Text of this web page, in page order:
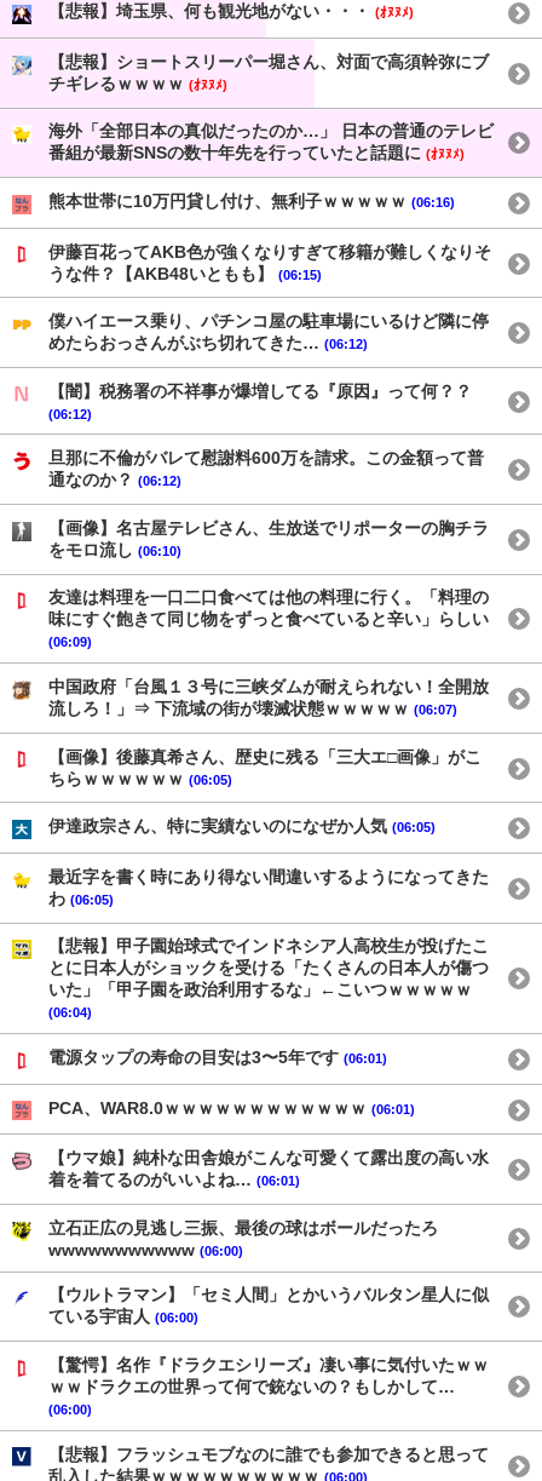
【悲報】埼玉県、何も観光地がない・・・ (ｵﾇﾇﾒ)
【悲報】ショートスリーパー堀さん、対面で高須幹弥にブ
チギレるｗｗｗｗ (ｵﾇﾇﾒ)
海外「全部日本の真似だったのか…」 日本の普通のテレビ
番組が最新SNSの数十年先を行っていたと話題に (ｵﾇﾇﾒ)
熊本世帯に10万円貸し付け、無利子ｗｗｗｗｗ (06:16)
伊藤百花ってAKB色が強くなりすぎて移籍が難しくなりそ
うな件？【AKB48いともも】
(06:15)
僕ハイエース乗り、パチンコ屋の駐車場にいるけど隣に停
めたらおっさんがぶち切れてきた… (06:12)
【闇】税務署の不祥事が爆増してる『原因』って何？？
(06:12)
旦那に不倫がバレて慰謝料600万を請求。この金額って普
通なのか？ (06:12)
【画像】名古屋テレビさん、生放送でリポーターの胸チラ
をモロ流し (06:10)
友達は料理を一口二口食べては他の料理に行く。「料理の
味にすぐ飽きて同じ物をずっと食べていると辛い」らしい
(06:09)
中国政府「台風１３号に三峡ダムが耐えられない！全開放
流しろ！」⇒ 下流域の街が壊滅状態ｗｗｗｗｗ (06:07)
【画像】後藤真希さん、歴史に残る「三大エ□画像」がこ
ちらｗｗｗｗｗｗ (06:05)
伊達政宗さん、特に実績ないのになぜか人気 (06:05)
最近字を書く時にあり得ない間違いするようになってきた
わ (06:05)
【悲報】甲子園始球式でインドネシア人高校生が投げたこ
とに日本人がショックを受ける「たくさんの日本人が傷つ
いた」「甲子園を政治利用するな」←こいつｗｗｗｗｗ
(06:04)
電源タップの寿命の目安は3〜5年です (06:01)
PCA、WAR8.0ｗｗｗｗｗｗｗｗｗｗｗｗ (06:01)
【ウマ娘】純朴な田舎娘がこんな可愛くて露出度の高い水
着を着てるのがいいよね… (06:01)
立石正広の見逃し三振、最後の球はボールだったろ
wwwwwwwwwww (06:00)
【ウルトラマン】「セミ人間」とかいうバルタン星人に似
ている宇宙人 (06:00)
【驚愕】名作『ドラクエシリーズ』凄い事に気付いたｗｗ
ｗｗドラクエの世界って何で銃ないの？もしかして…
(06:00)
【悲報】フラッシュモブなのに誰でも参加できると思って
乱入した結果ｗｗｗｗｗｗｗｗｗｗ (06:00)